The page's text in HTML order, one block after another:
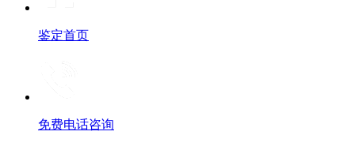
鉴定首页
免费电话咨询